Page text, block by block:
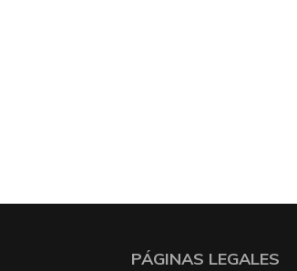
PÁGINAS LEGALES